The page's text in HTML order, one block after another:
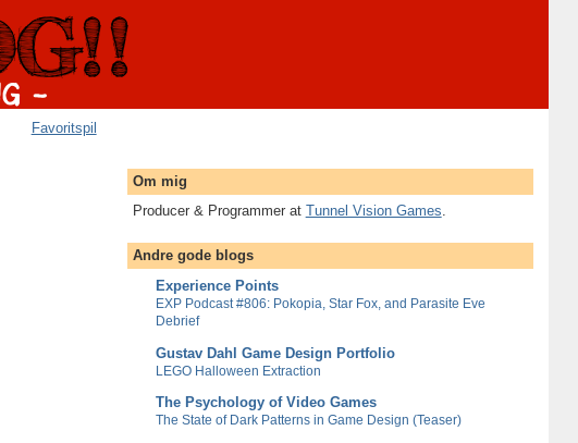
Favoritspil
Om mig
Producer & Programmer at Tunnel Vision Games
Andre gode blogs
Experience Points
EXP Podcast #806: Pokopia, Star Fox, and Parasite Eve
Debrief
Gustav Dahl Game Design Portfolio
LEGO Halloween Extraction
The Psychology of Video Games
The State of Dark Patterns in Game Design (Teaser)